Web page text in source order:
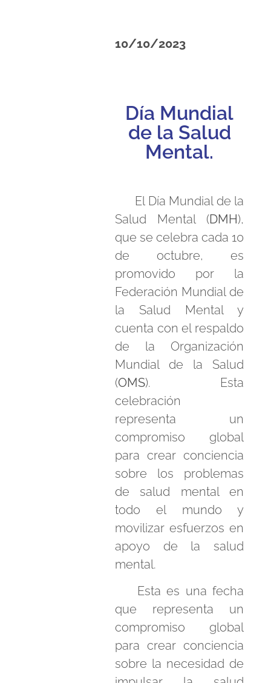
10/10/2023
Día Mundial
de la Salud
Mental.
El Día Mundial de la
Salud Mental (DMH),
que se celebra cada 10
de octubre, es
promovido por la
Federación Mundial de
la Salud Mental y
cuenta con el respaldo
de la Organización
Mundial de la Salud
(OMS). Esta
celebración
representa un
compromiso global
para crear conciencia
sobre los problemas
de salud mental en
todo el mundo y
movilizar esfuerzos en
apoyo de la salud
mental.
Esta es una fecha
que representa un
compromiso global
para crear conciencia
sobre la necesidad de